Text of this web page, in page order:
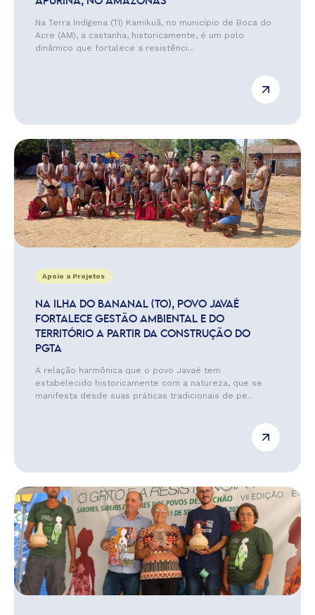
Na Terra Indígena (TI) Kamikuã, no município de Boca do
Acre (AM), a castanha, historicamente, é um polo
dinâmico que fortalece a resistênci...
Apoio a Projetos
NA ILHA DO BANANAL (TO), POVO JAVAÉ
FORTALECE GESTÃO AMBIENTAL E DO
TERRITÓRIO A PARTIR DA CONSTRUÇÃO DO
PGTA
A relação harmônica que o povo Javaé tem
estabelecido historicamente com a natureza, que se
manifesta desde suas práticas tradicionais de pe...